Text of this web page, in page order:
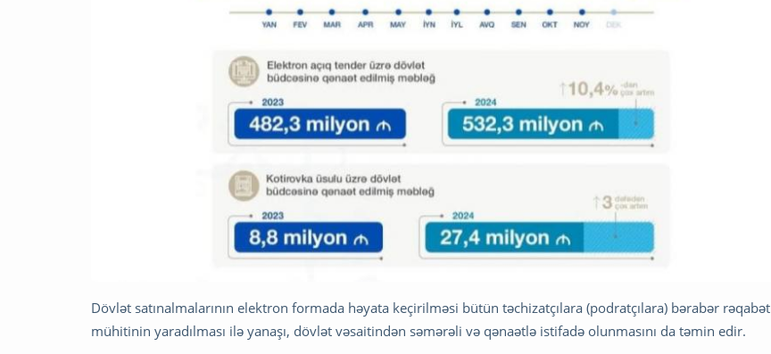
Dövlət satınalmalarının elektron formada həyata keçirilməsi bütün təchizatçılara (podratçılara) bərabər rəqabət
mühitinin yaradılması ilə yanaşı, dövlət vəsaitindən səmərəli və qənaətlə istifadə olunmasını da təmin edir.